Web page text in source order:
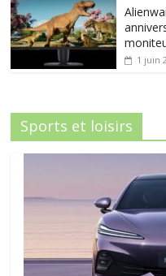
1 juin
Sports et loisirs